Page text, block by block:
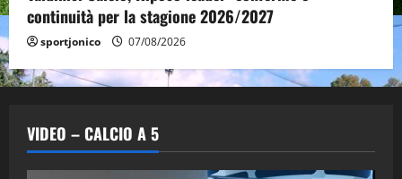
continuità per la stagione 2026/2027
sportjonico 07/08/2026
VIDEO – CALCIO A 5